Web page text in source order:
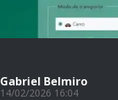
Gabriel Belmiro
14/02/2026 16:04